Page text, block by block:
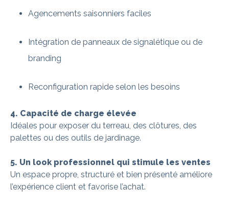
Agencements saisonniers faciles
Intégration de panneaux de signalétique ou de
branding
Reconfiguration rapide selon les besoins
4. Capacité de charge élevée
Idéales pour exposer du terreau, des clôtures, des
palettes ou des outils de jardinage.
5. Un look professionnel qui stimule les ventes
Un espace propre, structuré et bien présenté améliore
l’expérience client et favorise l’achat.